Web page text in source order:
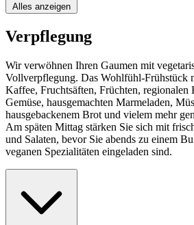
Alles anzeigen
Verpflegung
Wir verwöhnen Ihren Gaumen mit
Vollverpflegung. Das Wohlfühl-Frühstück
Kaffee, Fruchtsäften, Früchten, regionalen
Gemüse, hausgemachten Marmeladen,
hausgebackenem Brot und vielem mehr
Am späten Mittag stärken Sie sich mit
und Salaten, bevor Sie abends zu einem
veganen Spezialitäten eingeladen sind.